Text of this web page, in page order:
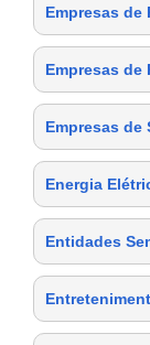
Empresas de
Empresas de
Empresas
Energia
Entidades